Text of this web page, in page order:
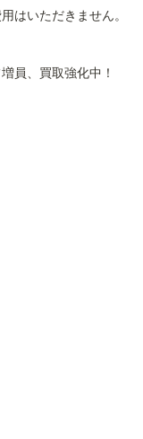
はいただきません。
員、買取強化中！